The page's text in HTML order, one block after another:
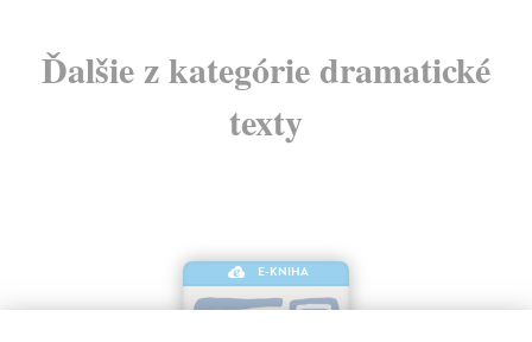
Ďalšie z kategórie dramatické
texty
E-KNIHA